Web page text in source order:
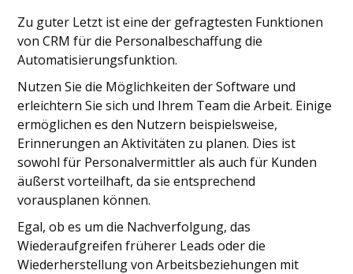
Zu guter Letzt ist eine der gefragtesten Funktionen
von CRM für die Personalbeschaffung die
Automatisierungsfunktion.
Nutzen Sie die Möglichkeiten der Software und
erleichtern Sie sich und Ihrem Team die Arbeit. Einige
ermöglichen es den Nutzern beispielsweise,
Erinnerungen an Aktivitäten zu planen. Dies ist
sowohl für Personalvermittler als auch für Kunden
äußerst vorteilhaft, da sie entsprechend
vorausplanen können.
Egal, ob es um die Nachverfolgung, das
Wiederaufgreifen früherer Leads oder die
Wiederherstellung von Arbeitsbeziehungen mit